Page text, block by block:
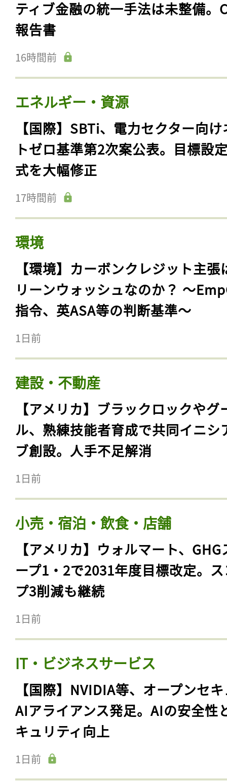
ティブ金融の統一手法は未整備。
報告書
16時間前
エネルギー・資源
【国際】SBTi、電力セクター向
トゼロ基準第2次案公表。目標設
式を大幅修正
17時間前
環境
【環境】カーボンクレジット主張
リーンウォッシュなのか？ 〜
指令、英ASA等の判断基準〜
1日前
建設・不動産
【アメリカ】ブラックロックやグ
ル、熟練技能者育成で共同イニシ
ブ創設。人手不足解消
1日前
小売・宿泊・飲食・店舗
【アメリカ】ウォルマート、GHG
ープ1・2で2031年度目標改定。
プ3削減も継続
1日前
IT・ビジネスサービス
【国際】NVIDIA等、オープンセ
AIアライアンス発足。AIの安全性
キュリティ向上
1日前